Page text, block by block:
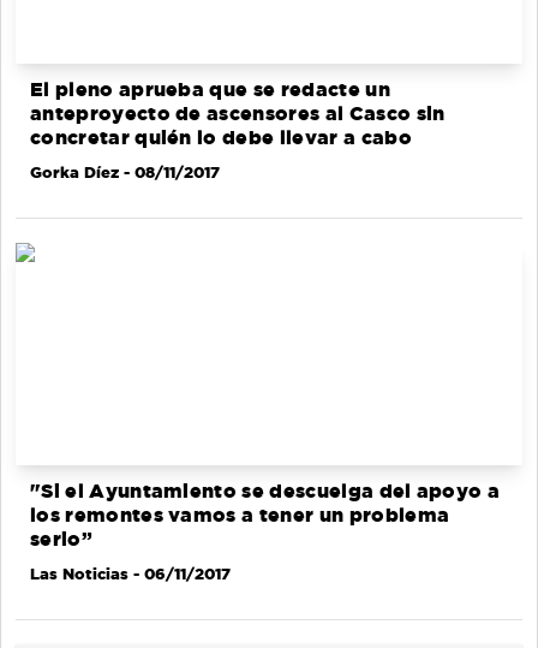
El pleno aprueba que se redacte un
anteproyecto de ascensores al Casco sin
concretar quién lo debe llevar a cabo
Gorka Díez - 08/11/2017
"Si el Ayuntamiento se descuelga del apoyo a
los remontes vamos a tener un problema
serio”
Las Noticias - 06/11/2017